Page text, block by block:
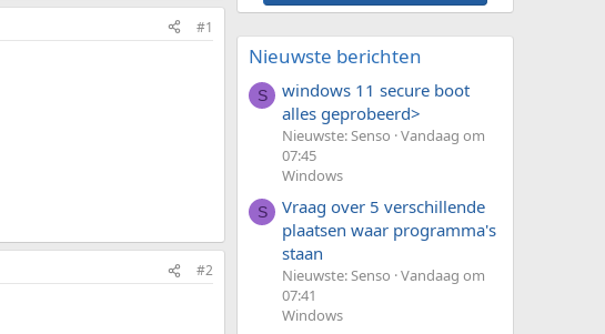
#1
#2
Nieuwste berichten
S
windows 11 secure boot
alles geprobeerd>
Nieuwste: Senso Vandaag om
07:45
Windows
S
Vraag over 5 verschillende
plaatsen waar programma's
staan
Nieuwste: Senso Vandaag om
07:41
Windows